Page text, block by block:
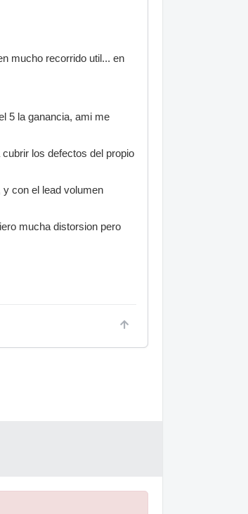
mucho recorrido util... en
5 la ganancia, ami me
los defectos del propio
y con el lead volumen
mucha distorsion pero